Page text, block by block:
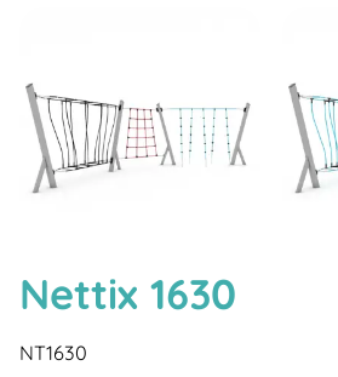
Nettix 1630
NT1630